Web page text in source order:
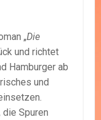
„Die
und richtet
Hamburger ab
und
Spuren